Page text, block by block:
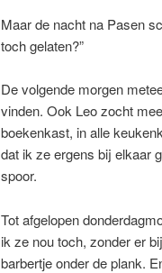
Maar de nacht na Pasen
toch gelaten?”
De volgende morgen
vinden. Ook Leo zocht
boekenkast, in alle
dat ik ze ergens bij elkaar
spoor.
Tot afgelopen
ik ze nou toch, zonder er
barbertje onder de plank.